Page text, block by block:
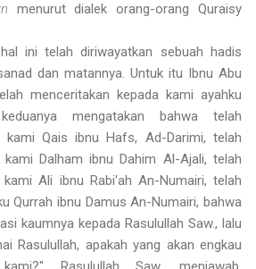
menurut dialek orang-orang Quraisy
ini telah diriwayatkan sebuah hadis
dan matannya. Untuk itu Ibnu Abu
menceritakan kepada kami ayahku
mengatakan bahwa telah
kami Qais ibnu Hafs, Ad-Darimi, telah
Dalham ibnu Dahim Al-Ajali, telah
Ali ibnu Rabi'ah An-Numairi, telah
Qurrah ibnu Damus An-Numairi, bahwa
kaumnya kepada Rasulullah Saw., lalu
Rasulullah, apakah yang akan engkau